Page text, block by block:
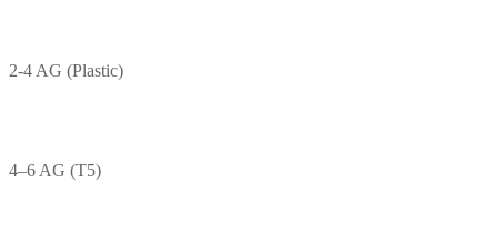
2-4 AG (Plastic)
4–6 AG (T5)